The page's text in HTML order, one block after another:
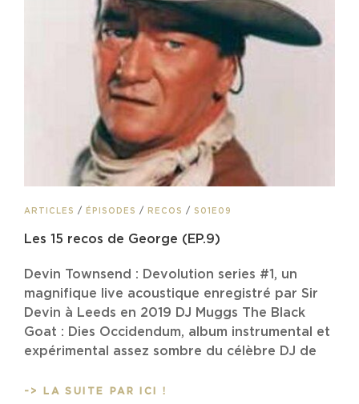
CAT
ARTICLES / ÉPISODES / RECOS / S01E09
Les 15 recos de George (EP.9)
Devin Townsend : Devolution series #1, un
magnifique live acoustique enregistré par Sir
Devin à Leeds en 2019 DJ Muggs The Black
Goat : Dies Occidendum, album instrumental et
expérimental assez sombre du célèbre DJ de
-> LA SUITE PAR ICI !